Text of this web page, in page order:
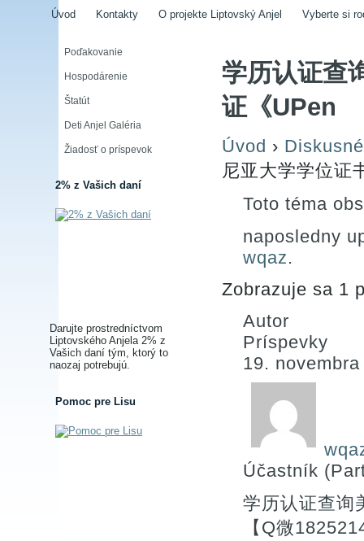
Úvod Kontakty O projekte Liptovský Anjel Vyberte si
Poďakovanie
Hospodárenie
Štatút
Deti Anjel Galéria
Žiadosť o príspevok
2% z Vašich daní
Darujte prostredníctvom
Liptovského Anjela 2% z
Vašich daní tým, ktorý to
naozaj potrebujú.
Pomoc pre Lisu
学历认证查
证《UPen
Úvod ›
尼亚大学学位证
Toto téma
naposledny
wqaz.
Zobrazuje sa 1
Autor
Príspevky
19.
Účastník
学历认证查询
【Q微